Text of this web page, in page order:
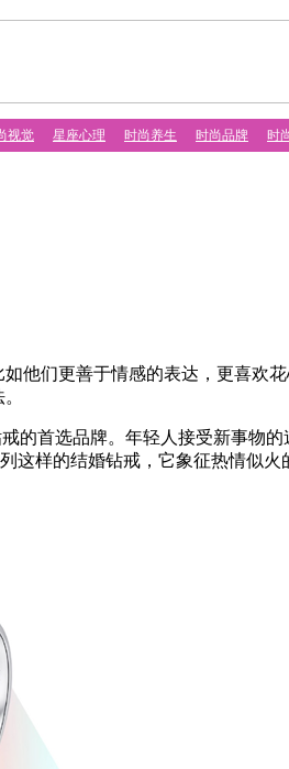
视觉 星座心理 时尚养生 时尚品牌 时
们更善于情感的表达，更喜欢
首选品牌。年轻人接受新事物的
这样的结婚钻戒，它象征热情似